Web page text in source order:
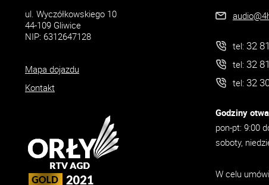
ul. Wyczółkowskiego 10
44-109 Gliwice
NIP: 6312647128
Mapa dojazdu
Kontakt
tel: 32
tel: 32
tel: 32
Godziny
pon-pt: 9:00
soboty,
W celu